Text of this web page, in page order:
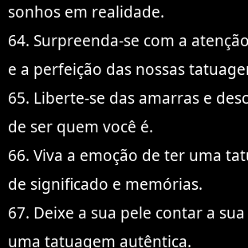
sonhos em realidade.
64. Surpreenda-se com a
e a perfeição das nossas
65. Liberte-se das amarras e
de ser quem você é.
66. Viva a emoção de ter uma
de significado e memórias.
67. Deixe a sua pele contar a
uma tatuagem autêntica.